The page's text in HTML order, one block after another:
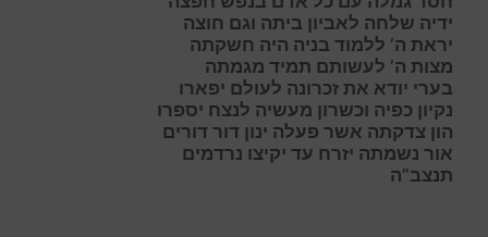
ידיה שלחה לאביון ביתה וגם חוצה
יראת ה’ ללמוד בניה היה חשקתה
מצות ה’ לעשותם תמיד מגמתה
בערי יודא את זכרונה לעולם יפארו
נקיון כפיה וכשרון מעשיה לנצח יספרו
הון צדקתה אשר פעלה ינון דור דורים
אורנשמתה יזרח עדיקיצו נרדמים
תנצב”ה